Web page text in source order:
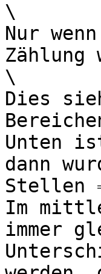
\
Nur
\
Dies
Unten
dann
Stellen
Im
immer